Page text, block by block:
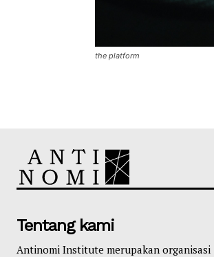
the platform
Tentang kami
Antinomi Institute merupakan organisasi